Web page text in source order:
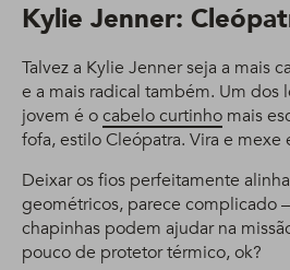
Kylie Jenner: C
Talvez a Kylie Jenner seja a mais
e a mais radical também. Um dos
jovem é ocabelo curtinho mais
fofa, estilo Cleópatra. Vira e mexe
Deixar os fios perfeitamente
geométricos, parece complicado
chapinhas podem ajudar na
pouco de protetor térmico, ok?